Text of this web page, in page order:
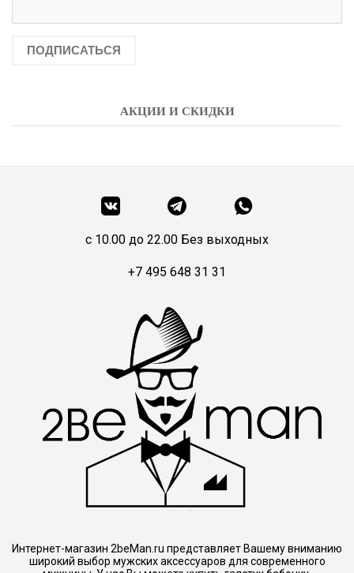
ПОДПИСАТЬСЯ
АКЦИИ И СКИДКИ
c 10.00 до 22.00 Без выходных
+7 495 648 31 31
Интернет-магазин 2beMan.ru представляет Вашему вниманию
широкий выбор мужских аксессуаров для современного